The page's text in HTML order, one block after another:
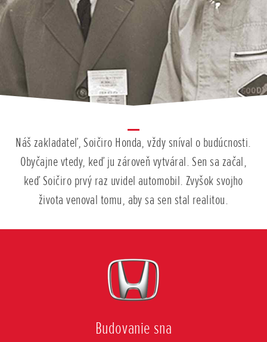
Náš zakladateľ, Soičiro Honda, vždy sníval o budúcnosti.
Obyčajne vtedy, keď ju zároveň vytváral. Sen sa začal,
keď Soičiro prvý raz uvidel automobil. Zvyšok svojho
života venoval tomu, aby sa sen stal realitou.
Budovanie sna